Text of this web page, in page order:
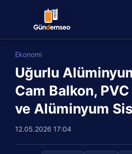
Ekonomi
Uğurlu
Cam Balkon,
ve Alüminyum
12.05.2026 17:04